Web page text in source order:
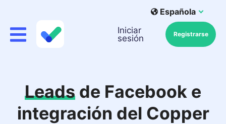
Española
Iniciar
sesión
Registrarse
Leads de Facebook e
integración del Copper